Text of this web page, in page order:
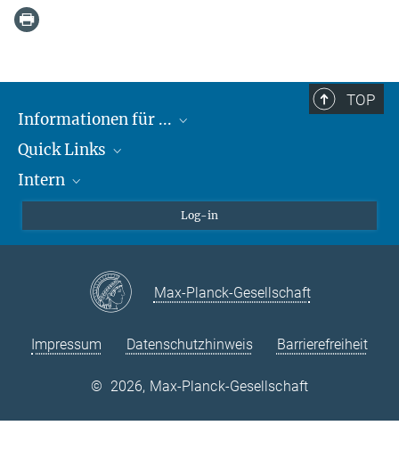
TOP
Informationen für ...
Lieferanten
Studierende
Quick Links
Max-Planck-Gesellschaft
Max-Planck-Campus Tübingen
Stellenangebote
Intern
VPN-Hilfe
Log-in
Max-Planck-Gesellschaft
Impressum Datenschutzhinweis Barrierefreiheit
© 2026, Max-Planck-Gesellschaft